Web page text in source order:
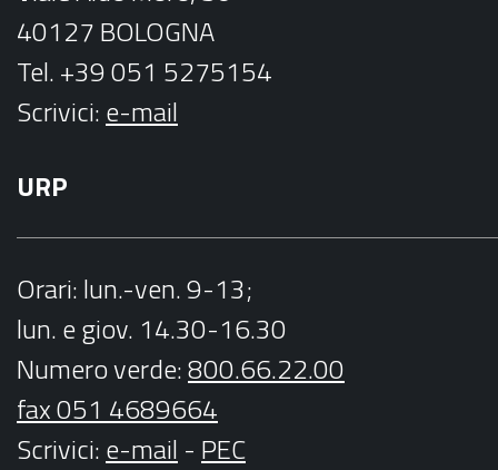
40127 BOLOGNA
Tel. +39 051 5275154
Scrivici:e-mail
URP
Orari: lun.-ven. 9-13;
lun. e giov. 14.30-16.30
Numero verde:800.66.22.00
fax 051 4689664
Scrivici:e-mail - PEC